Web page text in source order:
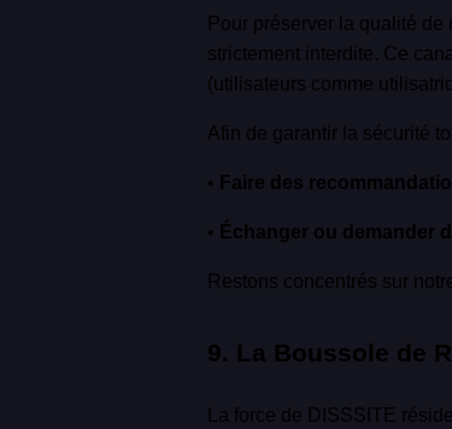
Pour préserver la qualité
strictement interdite. Ce
(utilisateurs comme
Afin de garantir la sécurité
• Faire des
• Échanger ou demander
Restons concentrés sur
9. La Boussole de
La force de DISSSITE